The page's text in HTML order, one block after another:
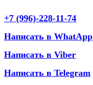
+7 (996)-228-11-74
Написать в WhatApp
Написать в Viber
Написать в Telegram